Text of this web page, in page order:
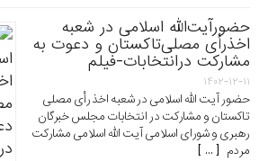
حضورآیت‌الله اسلامی در شعبه
اخذرأی مصلی‌تاکستان و دعوت به
مشارکت درانتخابات-فیلم
۱۴۰۲-۱۲-۱۱
حضور آیت الله اسلامی در شعبه اخذ رأی مصلی
تاکستان و مشارکت در انتخابات مجلس خبرگان
رهبری و شورای اسلامی آیت الله اسلامی مشارکت
مردم [ ... ]